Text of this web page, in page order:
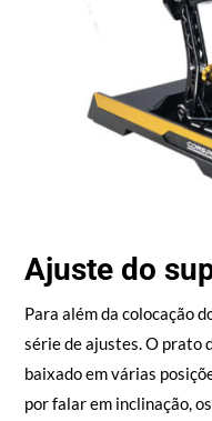
Ajuste do
Para além da colocação
série de ajustes. O prato
baixado em várias
por falar em inclinação,